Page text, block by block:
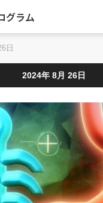
グラム
日
2024年 8月 26日